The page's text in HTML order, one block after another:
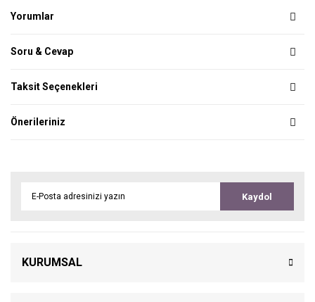
Yorumlar
Soru & Cevap
Taksit Seçenekleri
Önerileriniz
Kaydol
KURUMSAL